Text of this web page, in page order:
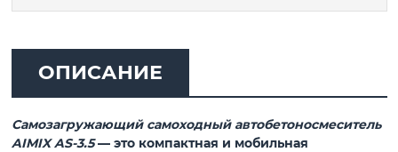
ОПИСАНИЕ
Самозагружающий самоходный автобетоносмеситель
AIMIX AS-3.5— это компактная и мобильная